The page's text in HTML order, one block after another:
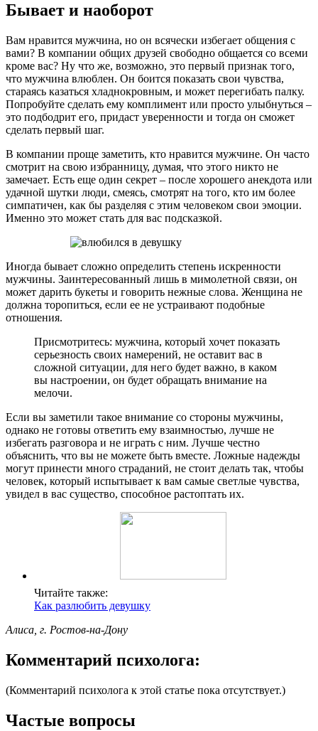
Бывает и наоборот
Вам нравится мужчина, но он всячески избегает общения с
вами? В компании общих друзей свободно общается со всеми
кроме вас? Ну что же, возможно, это первый признак того,
что мужчина влюблен. Он боится показать свои чувства,
стараясь казаться хладнокровным, и может перегибать палку.
Попробуйте сделать ему комплимент или просто улыбнуться –
это подбодрит его, придаст уверенности и тогда он сможет
сделать первый шаг.
В компании проще заметить, кто нравится мужчине. Он часто
смотрит на свою избранницу, думая, что этого никто не
замечает. Есть еще один секрет – после хорошего анекдота или
удачной шутки люди, смеясь, смотрят на того, кто им более
симпатичен, как бы разделяя с этим человеком свои эмоции.
Именно это может стать для вас подсказкой.
Иногда бывает сложно определить степень искренности
мужчины. Заинтересованный лишь в мимолетной связи, он
может дарить букеты и говорить нежные слова. Женщина не
должна торопиться, если ее не устраивают подобные
отношения.
Присмотритесь: мужчина, который хочет показать
серьезность своих намерений, не оставит вас в
сложной ситуации, для него будет важно, в каком
вы настроении, он будет обращать внимание на
мелочи.
Если вы заметили такое внимание со стороны мужчины,
однако не готовы ответить ему взаимностью, лучше не
избегать разговора и не играть с ним. Лучше честно
объяснить, что вы не можете быть вместе. Ложные надежды
могут принести много страданий, не стоит делать так, чтобы
человек, который испытывает к вам самые светлые чувства,
увидел в вас существо, способное растоптать их.
Читайте также:
Как разлюбить девушку
Алиса, г. Ростов-на-Дону
Комментарий психолога:
(Комментарий психолога к этой статье пока отсутствует.)
Частые вопросы